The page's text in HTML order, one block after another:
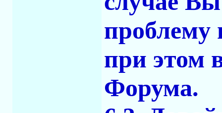
проблему
при этом
Форума.